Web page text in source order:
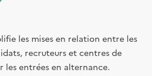
les mises en relation entre les
recruteurs et centres de
entrées en alternance.